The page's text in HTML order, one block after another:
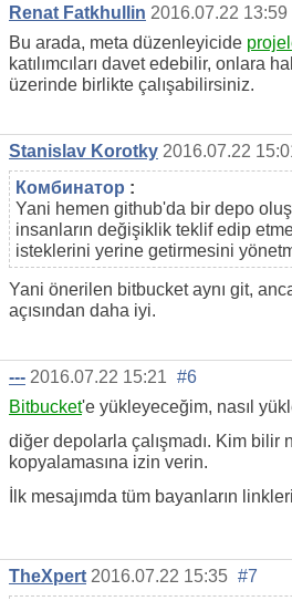
Renat Fatkhullin 2016.07.22 13:59
Bu arada, meta düzenleyicide
katılımcıları davet edebilir, onlara
üzerinde birlikte çalışabilirsiniz.
Stanislav Korotky 2016.07.22
Комбинатор :
Yani hemen github'da bir depo
insanların değişiklik teklif edip
isteklerini yerine getirmesini
Yani önerilen bitbucket aynı git,
açısından daha iyi.
--- 2016.07.22 15:21 #6
Bitbucket'e yükleyeceğim, nasıl
diğer depolarla çalışmadı. Kim bilir
kopyalamasına izin verin.
İlk mesajımda tüm bayanların
TheXpert 2016.07.22 15:35 #7